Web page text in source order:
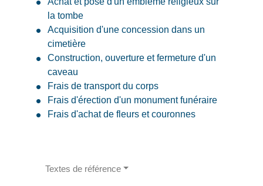
la tombe
Acquisition d'une concession dans un
cimetière
Construction, ouverture et fermeture d'un
caveau
Frais de transport du corps
Frais d'érection d'un monument funéraire
Frais d'achat de fleurs et couronnes
Textes de référence